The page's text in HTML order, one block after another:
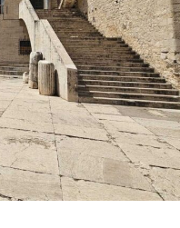
attraverso un video
di poter raccogliere
quanto accaduto e
che qualcuno abbia
nonostante il
affollato proprio